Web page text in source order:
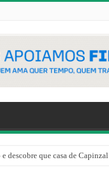
descobre que casa de